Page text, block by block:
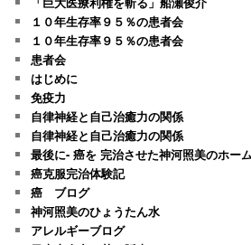
１０年生存率９５％の患者会
１０年生存率９５％の患者会
患者会
はじめに
免疫力
自律神経と自己治癒力の関係
自律神経と自己治癒力の関係
最後に- 癌を 完治させた神河照美のホー
癌克服完治体験記
癌 ブログ
神河照美のひょうたん水
アレルギーブログ